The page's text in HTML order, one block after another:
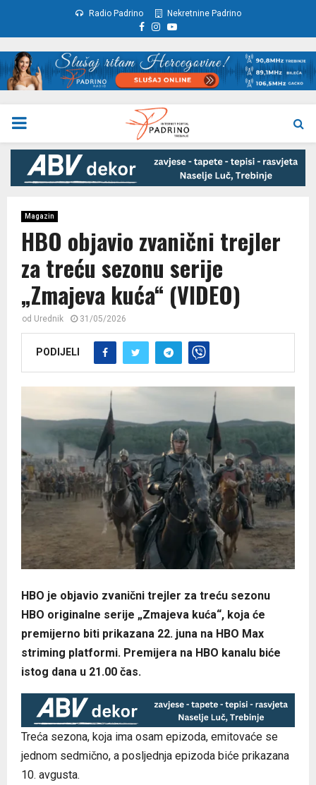
Radio Padrino Nekretnine Padrino
Facebook
Instagram
Youtube
PRIMARY
MENU
Magazin
HBO objavio zvanični trejler
za treću sezonu serije
„Zmajeva kuća“ (VIDEO)
od Urednik 31/05/2026
PODIJELI
HBO je objavio zvanični trejler za treću sezonu
HBO originalne serije „Zmajeva kuća“, koja će
premijerno biti prikazana 22. juna na HBO Max
striming platformi. Premijera na HBO kanalu biće
istog dana u 21.00 čas.
Treća sezona, koja ima osam epizoda, emitovaće se
jednom sedmično, a posljednja epizoda biće prikazana
10. avgusta.